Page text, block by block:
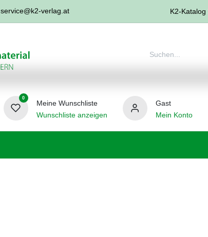
service@k2-verlag.at K2-
0
Meine Wunschliste
Wunschliste anzeigen
Gast
Mein Konto